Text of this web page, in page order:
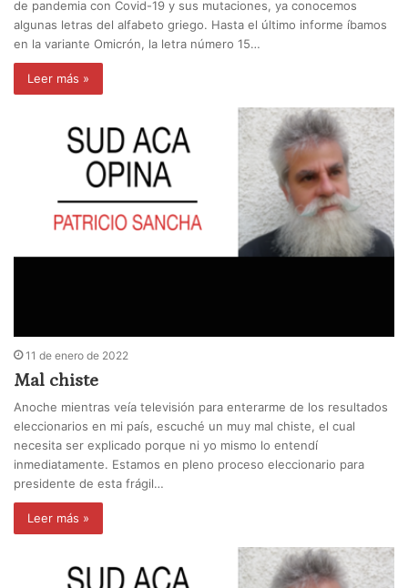
de pandemia con Covid-19 y sus mutaciones, ya conocemos
algunas letras del alfabeto griego. Hasta el último informe íbamos
en la variante Omicrón, la letra número 15…
Leer más »
11 de enero de 2022
Mal chiste
Anoche mientras veía televisión para enterarme de los resultados
eleccionarios en mi país, escuché un muy mal chiste, el cual
necesita ser explicado porque ni yo mismo lo entendí
inmediatamente. Estamos en pleno proceso eleccionario para
presidente de esta frágil…
Leer más »